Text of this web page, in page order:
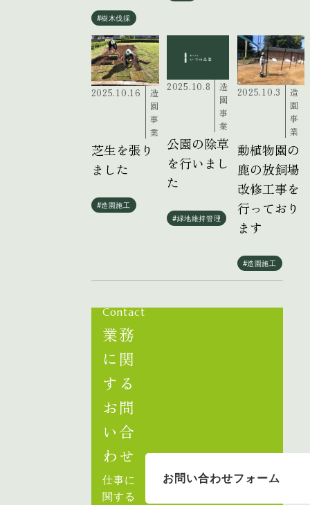
#樹木伐採
2025.10.16
造
園
事
業
芝生を張り
ました
#造園施工
2025.10.8
造
園
事
業
公園の除草
を行いまし
た
#緑地維持管理
2025.10.3
造
園
事
業
動植物園の
鹿の放飼場
改修工事を
行っており
ます
#造園施工
Contact
業務
に関
する
お問
い合
わせ
仕事に
関する
お問い合わせフォーム